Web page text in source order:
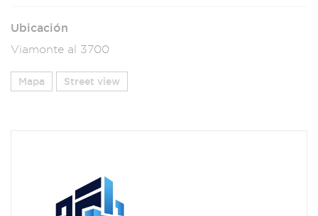
Ubicación
Viamonte al 3700
Mapa Street view